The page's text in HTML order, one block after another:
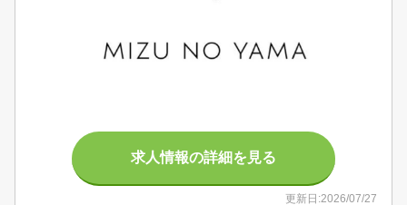
求人情報の詳細を見る
更新日:2026/07/27